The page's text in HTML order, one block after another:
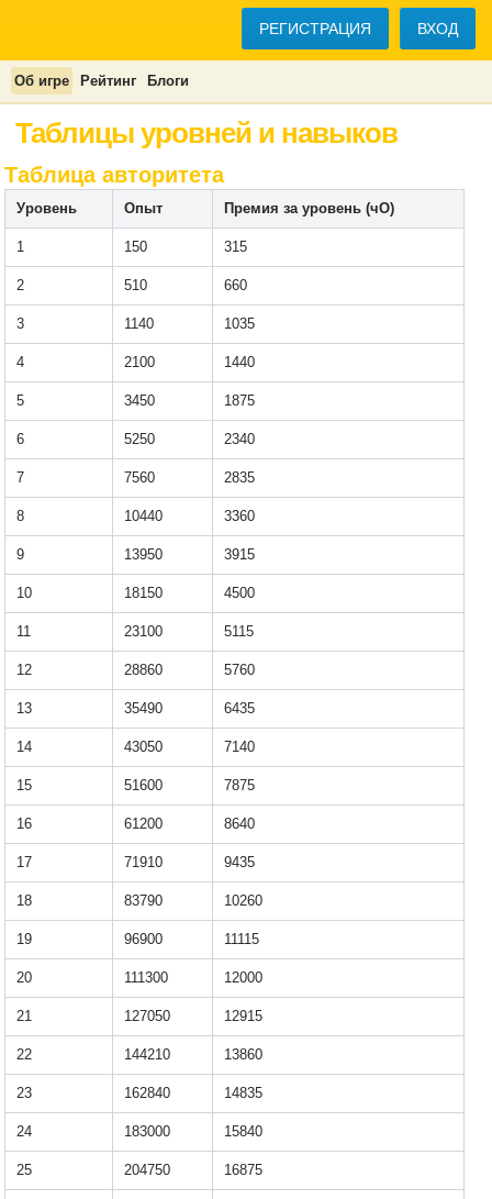
РЕГИСТРАЦИЯ ВХОД
Об игре Рейтинг Блоги
Таблицы уровней и навыков
Таблица авторитета
Уровень Опыт Премия за уровень (чО)
1 150 315
2 510 660
3 1140 1035
4 2100 1440
5 3450 1875
6 5250 2340
7 7560 2835
8 10440 3360
9 13950 3915
10 18150 4500
11 23100 5115
12 28860 5760
13 35490 6435
14 43050 7140
15 51600 7875
16 61200 8640
17 71910 9435
18 83790 10260
19 96900 11115
20 111300 12000
21 127050 12915
22 144210 13860
23 162840 14835
24 183000 15840
25 204750 16875